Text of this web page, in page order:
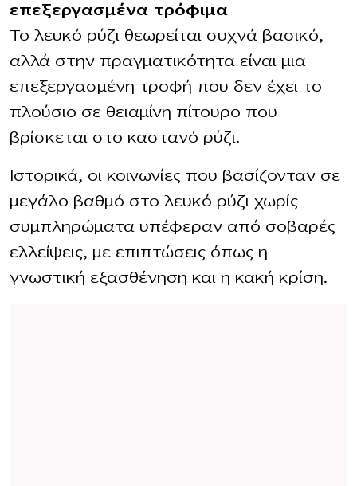
επεξεργασμένα τρόφιμα
Το λευκό ρύζι θεωρείται συχνά βασικό,
αλλά στην πραγματικότητα είναι μια
επεξεργασμένη τροφή που δεν έχει το
πλούσιο σε θειαμίνη πίτουρο που
βρίσκεται στο καστανό ρύζι.
Ιστορικά, οι κοινωνίες που βασίζονταν σε
μεγάλο βαθμό στο λευκό ρύζι χωρίς
συμπληρώματα υπέφεραν από σοβαρές
ελλείψεις, με επιπτώσεις όπως η
γνωστική εξασθένηση και η κακή κρίση.